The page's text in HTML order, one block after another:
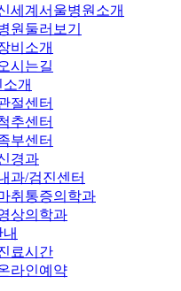
세계서울병원소개
원둘러보기
비소개
시는길
개
절센터
추센터
부센터
경과
과/검진센터
취통증의학과
상의학과
료시간
라인예약